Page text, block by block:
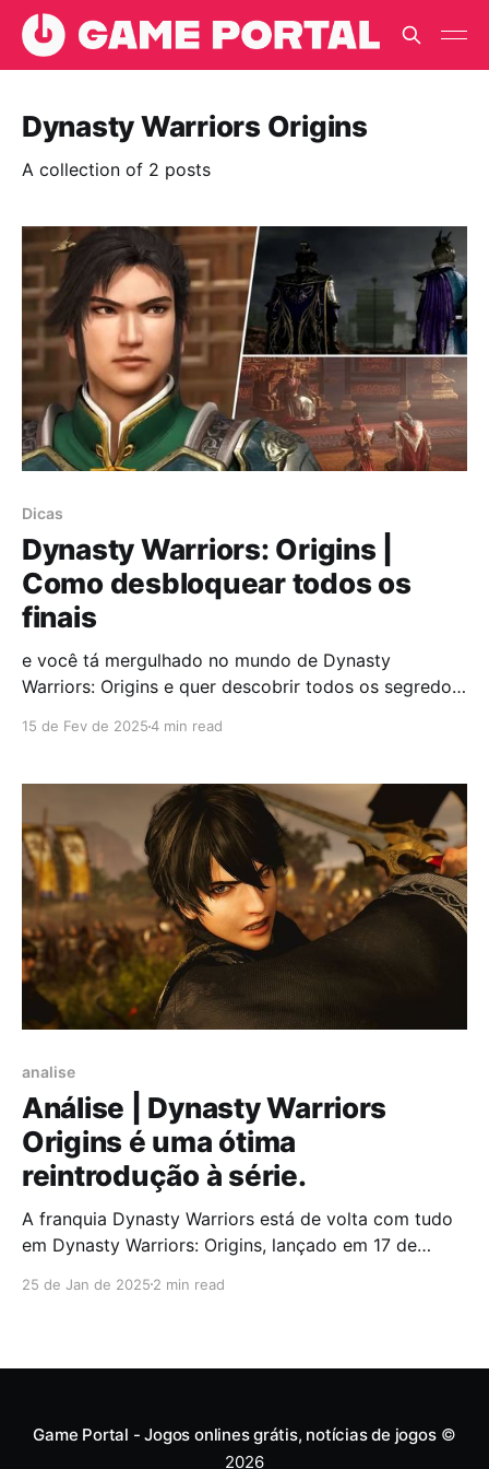
Dynasty Warriors Origins
A collection of 2 posts
Dicas
Dynasty Warriors: Origins |
Como desbloquear todos os
finais
e você tá mergulhado no mundo de Dynasty
Warriors: Origins e quer descobrir todos os segredos
não é só chegar lá
15 de Fev de 20254 min read
analise
Análise | Dynasty Warriors
Origins é uma ótima
reintrodução à série.
A franquia Dynasty Warriors está de volta com tudo
em Dynasty Warriors: Origins, lançado em 17 de
PC. O jogo traz uma nova perspectiva para a série,
25 de Jan de 2025 2 min read
Game Portal - Jogos onlines grátis, notícias de jogos©
2026